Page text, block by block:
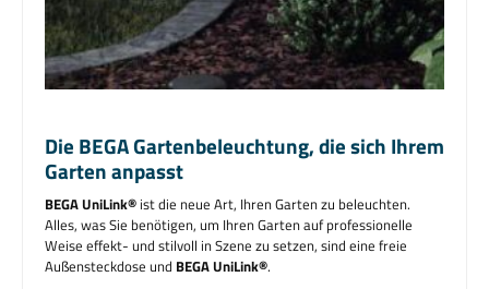
Die BEGA Gartenbeleuchtung, die sich Ihrem
Garten anpasst
BEGA UniLink® ist die neue Art, Ihren Garten zu beleuchten.
Alles, was Sie benötigen, um Ihren Garten auf professionelle
Weise effekt- und stilvoll in Szene zu setzen, sind eine freie
Außensteckdose und BEGA UniLink®.